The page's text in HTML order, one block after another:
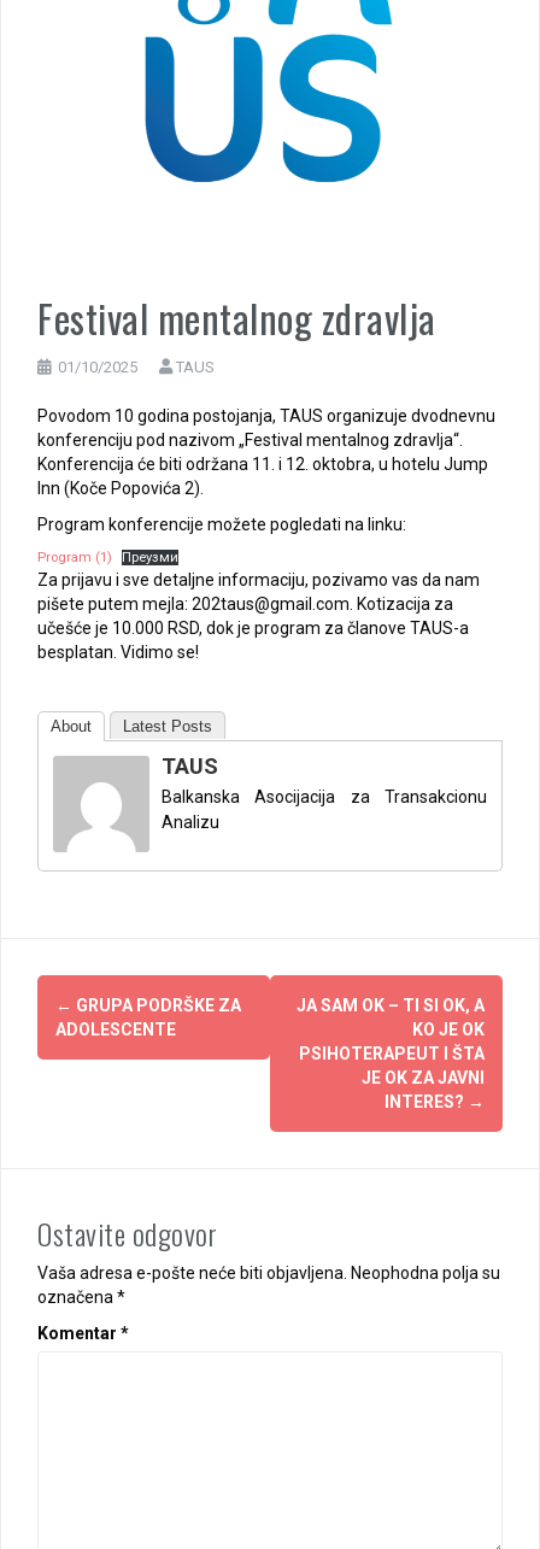
Festival mentalnog zdravlja
01/10/2025 TAUS
Povodom 10 godina postojanja, TAUS organizuje dvodnevnu
konferenciju pod nazivom „Festival mentalnog zdravlja“.
Konferencija će biti održana 11. i 12. oktobra, u hotelu Jump
Inn (Koče Popovića 2).
Program konferencije možete pogledati na linku:
Program (1) Преузми
Za prijavu i sve detaljne informaciju, pozivamo vas da nam
pišete putem mejla: 202taus@gmail.com. Kotizacija za
učešće je 10.000 RSD, dok je program za članove TAUS-a
besplatan. Vidimo se!
About Latest Posts
TAUS
Balkanska Asocijacija za Transakcionu
Analizu
Post
navigation
← GRUPA PODRŠKE ZA
ADOLESCENTE
JA SAM OK – TI SI OK, A
KO JE OK
PSIHOTERAPEUT I ŠTA
JE OK ZA JAVNI
INTERES? →
Ostavite odgovor
Vaša adresa e-pošte neće biti objavljena. Neophodna polja su
označena *
Komentar *